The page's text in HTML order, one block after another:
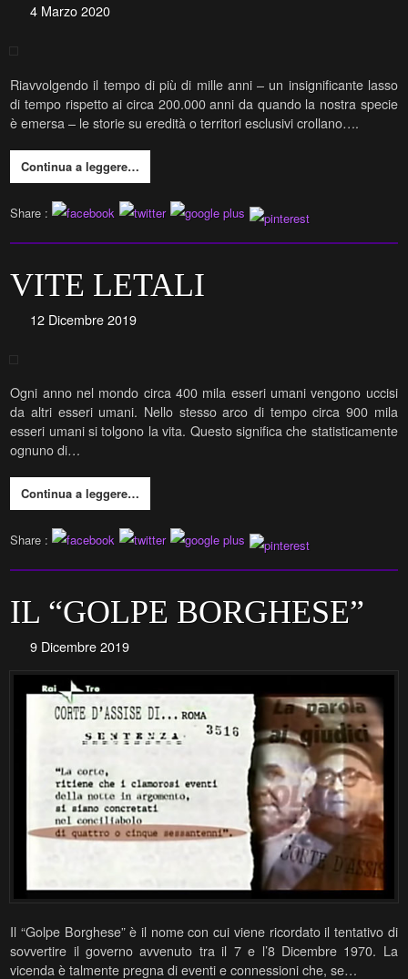
4 Marzo 2020
Riavvolgendo il tempo di più di mille anni – un insignificante lasso
di tempo rispetto ai circa 200.000 anni da quando la nostra specie
è emersa – le storie su eredità o territori esclusivi crollano….
Continua a leggere…
Share :
VITE LETALI
12 Dicembre 2019
Ogni anno nel mondo circa 400 mila esseri umani vengono uccisi
da altri esseri umani. Nello stesso arco di tempo circa 900 mila
esseri umani si tolgono la vita. Questo significa che statisticamente
ognuno di…
Continua a leggere…
Share :
IL “GOLPE BORGHESE”
9 Dicembre 2019
Il “Golpe Borghese” è il nome con cui viene ricordato il tentativo di
sovvertire il governo avvenuto tra il 7 e l’8 Dicembre 1970. La
vicenda è talmente pregna di eventi e connessioni che, se…